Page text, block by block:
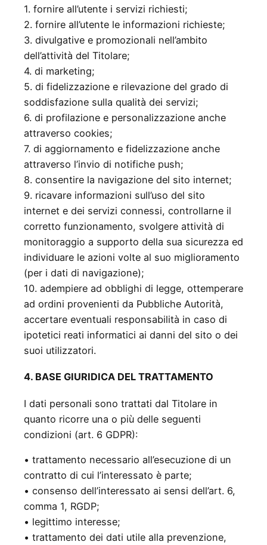
1. fornire all’utente i servizi richiesti;
2. fornire all’utente le informazioni richieste;
3. divulgative e promozionali nell’ambito
dell’attività del Titolare;
4. di marketing;
5. di fidelizzazione e rilevazione del grado di
soddisfazione sulla qualità dei servizi;
6. di profilazione e personalizzazione anche
attraverso cookies;
7. di aggiornamento e fidelizzazione anche
attraverso l’invio di notifiche push;
8. consentire la navigazione del sito internet;
9. ricavare informazioni sull’uso del sito
internet e dei servizi connessi, controllarne il
corretto funzionamento, svolgere attività di
monitoraggio a supporto della sua sicurezza ed
individuare le azioni volte al suo miglioramento
(per i dati di navigazione);
10. adempiere ad obblighi di legge, ottemperare
ad ordini provenienti da Pubbliche Autorità,
accertare eventuali responsabilità in caso di
ipotetici reati informatici ai danni del sito o dei
suoi utilizzatori.
4. BASE GIURIDICA DEL TRATTAMENTO
I dati personali sono trattati dal Titolare in
quanto ricorre una o più delle seguenti
condizioni (art. 6 GDPR):
• trattamento necessario all’esecuzione di un
contratto di cui l’interessato è parte;
• consenso dell’interessato ai sensi dell’art. 6,
comma 1, RGDP;
• legittimo interesse;
• trattamento dei dati utile alla prevenzione,